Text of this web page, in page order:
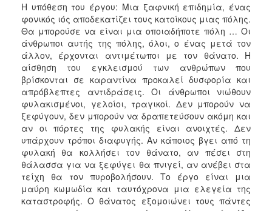
Η υπόθεση του έργου: Μια ξαφνική επιδημία, ένας
φονικός ιός αποδεκατίζει τους κατοίκους μιας πόλης.
Θα μπορούσε να είναι μια οποιαδήποτε πόλη … Οι
άνθρωποι αυτής της πόλης, όλοι, ο ένας μετά τον
άλλον, έρχονται αντιμέτωποι με τον θάνατο. Η
αίσθηση του εγκλεισμού των ανθρώπων που
βρίσκονται σε καραντίνα προκαλεί δυσφορία και
απρόβλεπτες αντιδράσεις. Οι άνθρωποι νιώθουν
φυλακισμένοι, γελοίοι, τραγικοί. Δεν μπορούν να
ξεφύγουν, δεν μπορούν να δραπετεύσουν ακόμη και
αν οι πόρτες της φυλακής είναι ανοιχτές. Δεν
υπάρχουν τρόποι διαφυγής. Αν κάποιος βγει από τη
φυλακή θα κολλήσει τον θάνατο, αν πέσει στη
θάλασσα για να ξεφύγει θα πνιγεί, αν ανέβει στα
τείχη θα τον πυροβολήσουν. Το έργο είναι μια
μαύρη κωμωδία και ταυτόχρονα μια ελεγεία της
καταστροφής. Ο θάνατος εξομοιώνει τους πάντες